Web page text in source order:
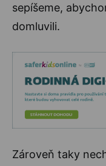
sepíšeme,
domluvili.
Zároveň taky